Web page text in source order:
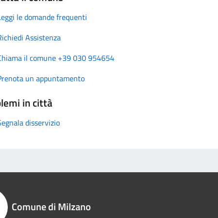
le domande frequenti
Assistenza
il comune +39 030 954654
un appuntamento
in città
disservizio
Comune di Milzano